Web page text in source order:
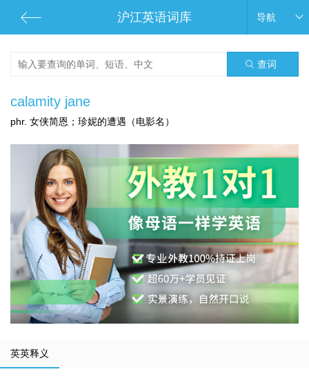
沪江英语词库 导航
查词
calamity jane
phr. 女侠简恩；珍妮的遭遇（电影名）
英英释义